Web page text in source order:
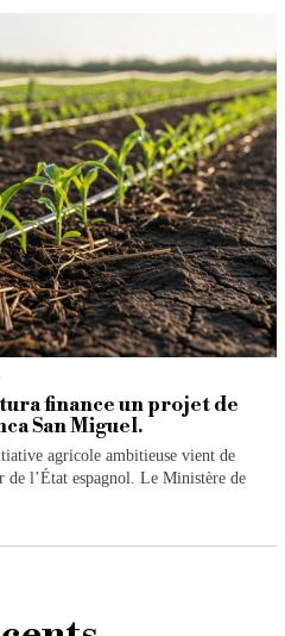
finance un projet de
San Miguel.
agricole ambitieuse vient de
l’État espagnol. Le Ministère de